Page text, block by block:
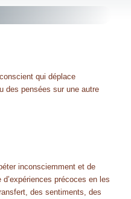
qui déplace
des pensées sur une autre
inconsciemment et de
précoces en les
des sentiments, des